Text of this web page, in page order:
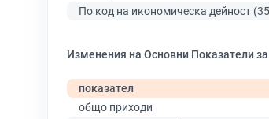
По код на икономическа дейност
Изменения на Основни Показатели за
показател
общо приходи